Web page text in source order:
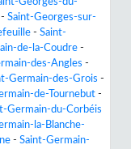
- Saint-Georges-sur-
- Saint-
de-la-Coudre -
des-Angles -
Germain-des-Grois -
de-Tournebut -
Germain-du-Corbéis
la-Blanche-
- Saint-Germain-